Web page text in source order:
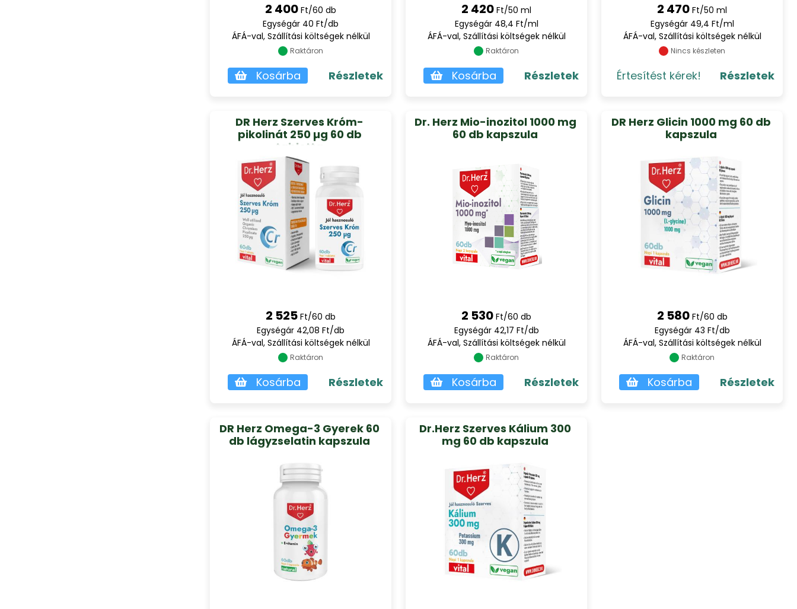
2 400 Ft/60 db
Egységár 40 Ft/db
ÁFÁ-val, Szállítási költségek nélkül
Raktáron
Kosárba Részletek
2 420 Ft/50 ml
Egységár 48,4 Ft/ml
ÁFÁ-val, Szállítási költségek nélkül
Raktáron
Kosárba Részletek
2 470 Ft/50 ml
Egységár 49,4 Ft/ml
ÁFÁ-val, Szállítási költségek nélkül
Nincs készleten
Értesítést kérek! Részletek
DR Herz Szerves Króm-
pikolinát 250 µg 60 db
tabletta
2 525 Ft/60 db
Egységár 42,08 Ft/db
ÁFÁ-val, Szállítási költségek nélkül
Raktáron
Kosárba Részletek
Dr. Herz Mio-inozitol 1000 mg
60 db kapszula
2 530 Ft/60 db
Egységár 42,17 Ft/db
ÁFÁ-val, Szállítási költségek nélkül
Raktáron
Kosárba Részletek
DR Herz Glicin 1000 mg 60 db
kapszula
2 580 Ft/60 db
Egységár 43 Ft/db
ÁFÁ-val, Szállítási költségek nélkül
Raktáron
Kosárba Részletek
DR Herz Omega-3 Gyerek 60
db lágyzselatin kapszula
Dr.Herz Szerves Kálium 300
mg 60 db kapszula